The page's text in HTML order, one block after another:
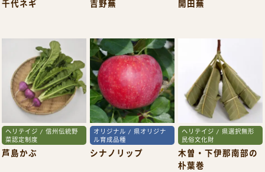
千代ネギ 吉野蕪 開田蕪
ヘリテイジ / 信州伝統野
菜認定制度
芦島かぶ
オリジナル / 県オリジナ
ル育成品種
シナノリップ
ヘリテイジ / 県選択無形
民俗文化財
木曽・下伊那南部の
朴葉巻